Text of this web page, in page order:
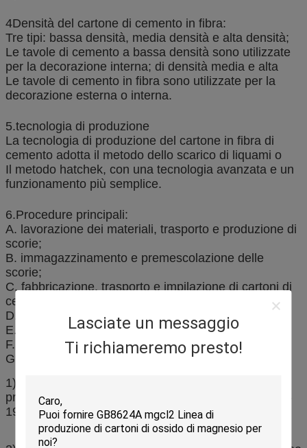
Lasciate un messaggio
Ti richiameremo presto!
4Densità del cartone di cemento in fibra:
Tre tipi: bassa densità, media densità e alta densità;
Le tavole di cemento a bassa densità sono utilizzate
per la decorazione interna; di densità media e alta
Le tavole di cemento in fibra sono utilizzate per la
decorazione esterna o interna.
5.tecnologia di produzione
La tecnologia di produzione del cartone in fibra di
cemento adotta il metodo dello scarico di liquami o
Il metodo hatchek, con una tecnologia avanzata e un
funzionamento più semplice.
6.Procedure principali:
A. lavorazione dei materiali, trasporto e produzione di
scorie;
B. immagazzinamento e premescolazione delle
scorie;
C. fabbricazione, trasporto e impilazione di cartoni di
cemento in fibra;
D. Preconservazione e demoldatura;
E. autoclave;
F. Asciugatura;
G. Trasformazione e confezionamento finali.
1) Qualità del prodotto: la qualità del prodotto ha la
priorità rispetto alla norma internazionale GB/T9775-
1999 (equivalente alla norma europea).